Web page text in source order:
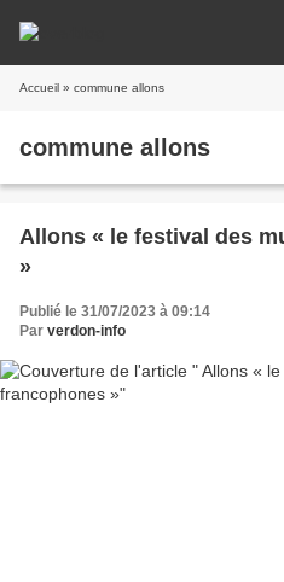
Accueil » commune allons
commune allons
Allons « le festival des
»
Publié le 31/07/2023 à 09:14
Par verdon-info